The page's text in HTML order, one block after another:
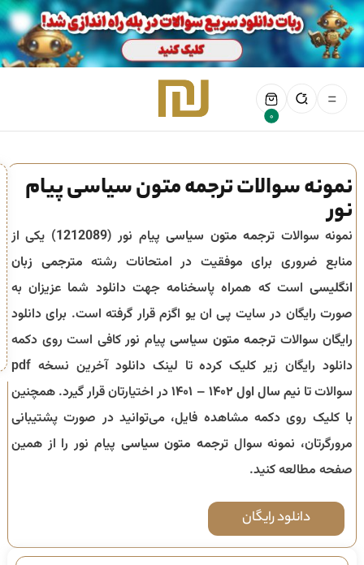
0
نمونه سوالات ترجمه متون سیاسی پیام
نور
نمونه سوالات ترجمه متون سیاسیپیام نور (1212089) یکی از
منابع ضروری برای موفقیت در امتحانات رشته مترجمی زبان
انگلیسی است که همراه پاسخنامه جهت دانلود شما عزیزان به
صورت رایگان در سایت پی ان یو اگزم قرار گرفته است. برای دانلود
رایگان سوالات ترجمه متون سیاسی پیام نور کافی است روی دکمه
دانلود رایگان زیر کلیک کرده تا لینک دانلود آخرین نسخه pdf
سوالات تا نیم سال اول ۱۴۰۲ – ۱۴۰۱
در اختیارتان قرار گیرد. همچنین
با کلیک روی دکمه مشاهده فایل، می‌توانید در صورت پشتیبانی
مرورگرتان، نمونه سوالترجمه متون سیاسی پیام نور را از همین
صفحه مطالعه کنید.
دانلود رایگان